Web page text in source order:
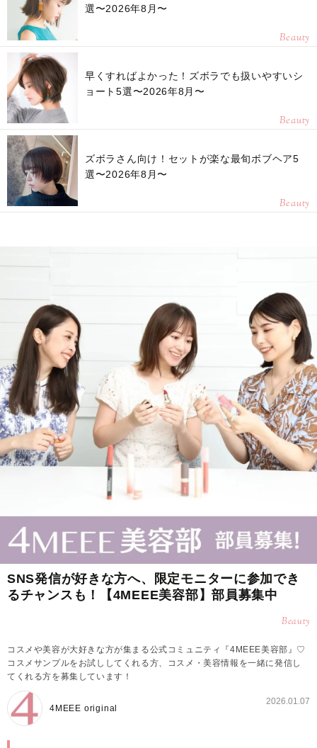
選〜2026年8月〜
Beauty
早くすればよかった！ズボラでも扱いやすいシ
ョート5選〜2026年8月〜
Beauty
ズボラさん向け！セットが楽な最旬ボブヘア5
選〜2026年8月〜
Beauty
SNS発信が好きな方へ、限定モニターに参加でき
るチャンスも！【4MEEE美容部】部員募集中
Beauty
コスメや美容が大好きな方が集まる公式コミュニティ『4MEEE美容部』♡
コスメサンプルをお試ししてくれる方、コスメ・美容情報を一緒に発信し
てくれる方を募集しています！
4MEEE original
2026.01.07